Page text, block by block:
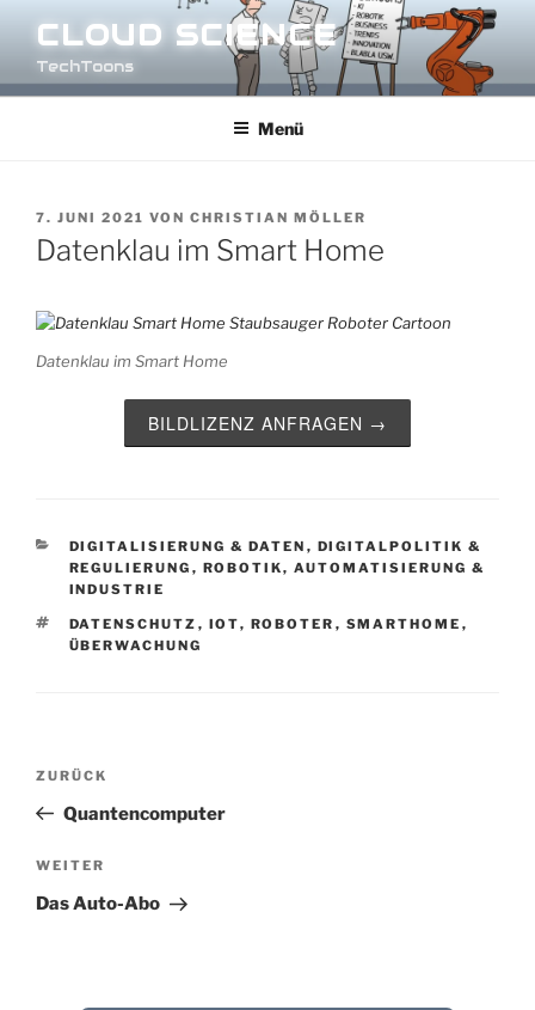
Inhalt
springen
CLOUD SCIENCE
TechToons
Menü
VERÖFFENTLICHT
AM
7. JUNI 2021 VON CHRISTIAN MÖLLER
Datenklau im Smart Home
Datenklau im Smart Home
BILDLIZENZ ANFRAGEN →
KATEGORIEN
DIGITALISIERUNG & DATEN , DIGITALPOLITIK &
REGULIERUNG , ROBOTIK, AUTOMATISIERUNG &
INDUSTRIE
SCHLAGWÖRTER
DATENSCHUTZ , IOT, ROBOTER , SMARTHOME ,
ÜBERWACHUNG
Beitragsnavigation
Vorheriger
Beitrag
ZURÜCK
Quantencomputer
Nächster
Beitrag
WEITER
Das Auto-Abo